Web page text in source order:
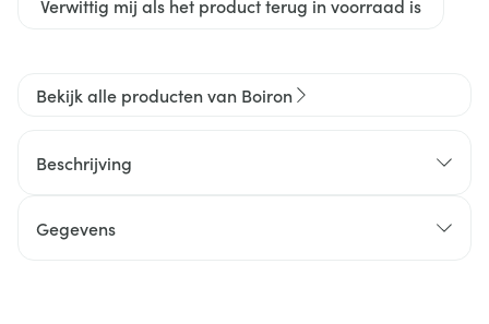
Verwittig mij als het product terug in voorraad is
Bekijk alle producten van Boiron
Beschrijving
Gegevens